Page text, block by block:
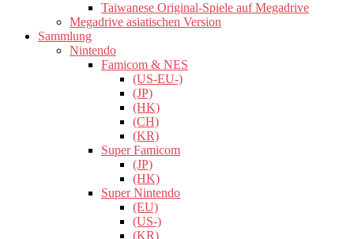
Taiwanese Original-Spiele auf Megadrive
Megadrive asiatischen Version
Sammlung
Nintendo
Famicom & NES
(US-EU-)
(JP)
(HK)
(CH)
(KR)
Super Famicom
(JP)
(HK)
Super Nintendo
(EU)
(US-)
(KR)